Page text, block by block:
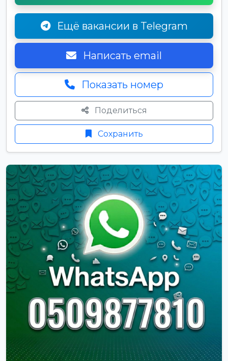
Ещё вакансии в Telegram
Написать email
Показать номер
Поделиться
Сохранить